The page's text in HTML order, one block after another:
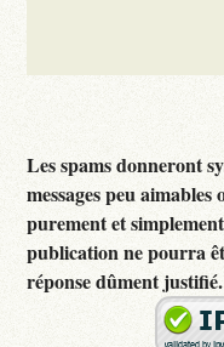
Les spams donneront
messages peu
purement et
publication ne pourra
réponse dûment justifié.